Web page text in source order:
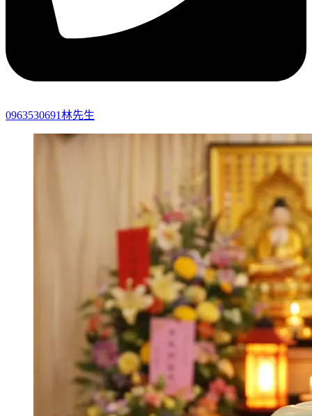
0963530691林先生